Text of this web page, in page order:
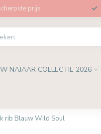
prijs
NAJAAR COLLECTIE 2026
rib Blauw Wild Soul